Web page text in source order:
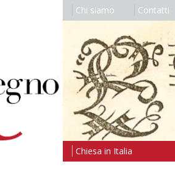
Chi siamo Contatti
Chiesa in Italia